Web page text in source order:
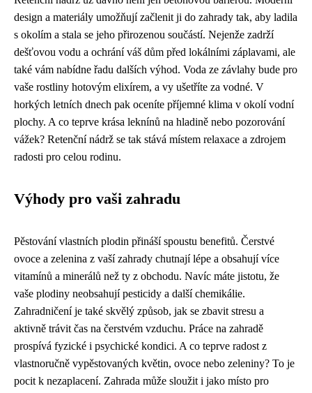
design a materiály umožňují začlenit ji do zahrady tak, aby ladila
s okolím a stala se jeho přirozenou součástí. Nejenže zadrží
dešťovou vodu a ochrání váš dům před lokálními záplavami, ale
také vám nabídne řadu dalších výhod. Voda ze závlahy bude pro
vaše rostliny hotovým elixírem, a vy ušetříte za vodné. V
horkých letních dnech pak oceníte příjemné klima v okolí vodní
plochy. A co teprve krása leknínů na hladině nebo pozorování
vážek? Retenční nádrž se tak stává místem relaxace a zdrojem
radosti pro celou rodinu.
Výhody pro vaši zahradu
Pěstování vlastních plodin přináší spoustu benefitů. Čerstvé
ovoce a zelenina z vaší zahrady chutnají lépe a obsahují více
vitamínů a minerálů než ty z obchodu. Navíc máte jistotu, že
vaše plodiny neobsahují pesticidy a další chemikálie.
Zahradničení je také skvělý způsob, jak se zbavit stresu a
aktivně trávit čas na čerstvém vzduchu. Práce na zahradě
prospívá fyzické i psychické kondici. A co teprve radost z
vlastnoručně vypěstovaných květin, ovoce nebo zeleniny? To je
pocit k nezaplacení. Zahrada může sloužit i jako místo pro